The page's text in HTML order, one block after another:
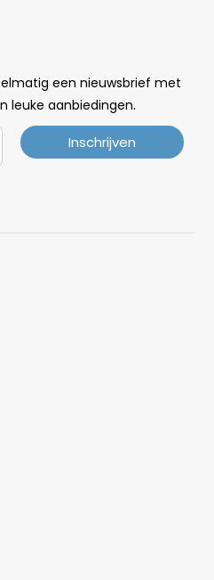
een nieuwsbrief met
leuke aanbiedingen.
Inschrijven